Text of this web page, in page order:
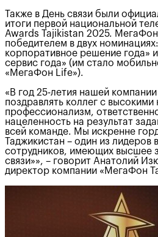
Также в День связи были
итоги первой национальной
Awards Tajikistan 2025.
победителем в двух
корпоративное решение года»
сервис года» (им стало
«МегаФон Life»).
«В год 25-летия нашей
поздравлять коллег с
профессионализм,
нацеленность на результат
всей команде. Мы искренне
Таджикистан – один из лидеров
сотрудников, имеющих высшее
связи»», – говорит Анатолий
директор компании «МегаФон